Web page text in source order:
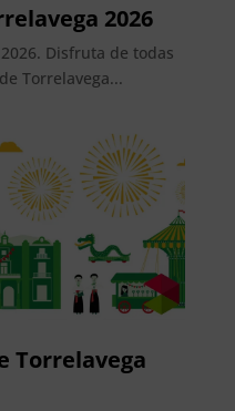
2026
Disfruta de todas
Torrelavega...
Torrelavega